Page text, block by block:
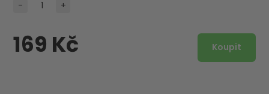
169 Kč
- +